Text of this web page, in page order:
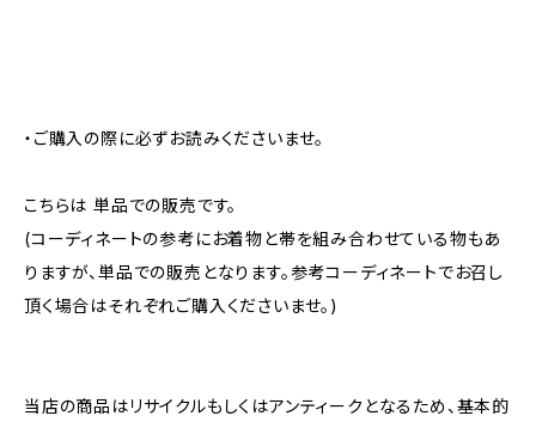
・ご購入の際に必ずお読みくださいませ。
こちらは 単品での販売です。
(コーディネートの参考にお着物と帯を組み合わせている物もあ
りますが、単品での販売となります。参考コーディネートでお召し
頂く場合はそれぞれご購入くださいませ。)
当店の商品はリサイクルもしくはアンティークとなるため、基本的